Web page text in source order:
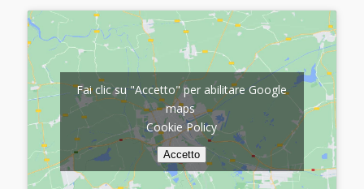
Fai clic su "Accetto" per abilitare Google
maps
Cookie Policy
Accetto